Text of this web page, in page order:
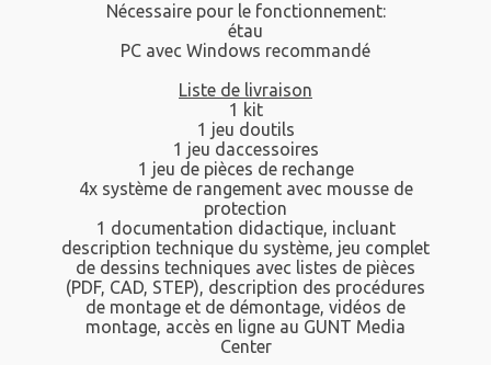
Nécessaire pour le fonctionnement:
étau
PC avec Windows recommandé
Liste de livraison
1 kit
1 jeu doutils
1 jeu daccessoires
1 jeu de pièces de rechange
4x système de rangement avec mousse de
protection
1 documentation didactique, incluant
description technique du système, jeu complet
de dessins techniques avec listes de pièces
(PDF, CAD, STEP), description des procédures
de montage et de démontage, vidéos de
montage, accès en ligne au GUNT Media
Center